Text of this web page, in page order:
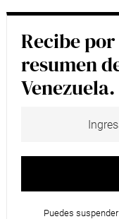
Recibe
resumen
Venezuela.
Puedes